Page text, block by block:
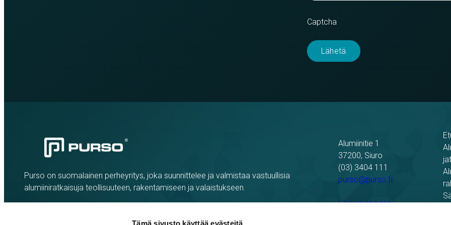
Tämä sivusto käyttää evästeitä
Captcha
Purso on suomalainen perheyritys, joka suunnittelee ja valmistaa vastuullisia
alumiiniratkaisuja teollisuuteen, rakentamiseen ja valaistukseen.
Alumiinitie 1
37200, Siuro
(03) 3404 111
purso@purso.fi
Laskutustiedot